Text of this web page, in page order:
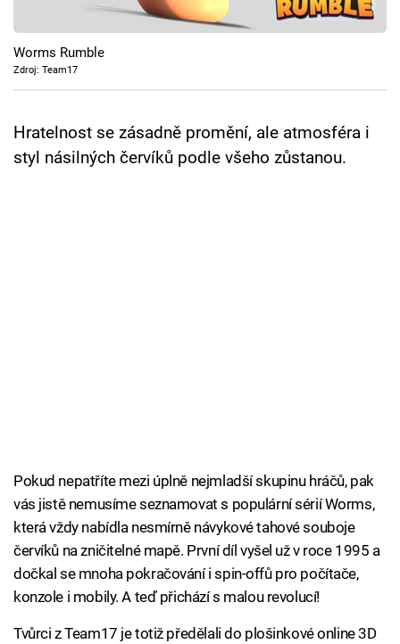
Cool Esport
Pořady
Sledujte prima+
Worms Rumble
Zdroj: Team17
Hratelnost se zásadně promění, ale atmosféra i
styl násilných červíků podle všeho zůstanou.
Pokud nepatříte mezi úplně nejmladší skupinu hráčů, pak
vás jistě nemusíme seznamovat s populární sérií Worms,
která vždy nabídla nesmírně návykové tahové souboje
červíků na zničitelné mapě. První díl vyšel už v roce 1995 a
dočkal se mnoha pokračování i spin-offů pro počítače,
konzole i mobily. A teď přichází s malou revolucí!
Tvůrci z Team17 je totiž předělali do plošinkové online 3D